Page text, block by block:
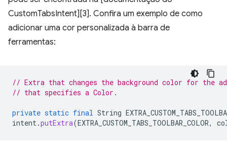
CustomTabsIntent][3]. Confira um exemplo de como
adicionar uma cor personalizada à barra de
ferramentas:
// Extra that changes the background color for the
// that specifies a Color.
private static final String
intent.putExtra(EXTRA_CUSTOM_TABS_TOOLBAR_COLOR,